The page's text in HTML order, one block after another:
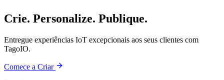
Crie. Personalize. Publique.
Entregue experiências IoT excepcionais aos seus clientes com
TagoIO.
Comece a Criar